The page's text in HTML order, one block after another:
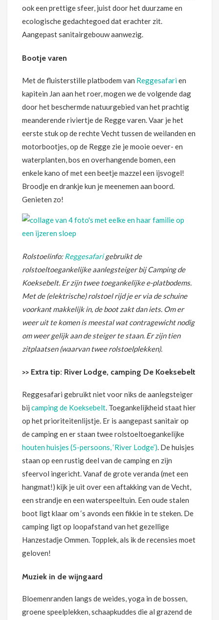
ook een prettige sfeer, juist door het duurzame en
ecologische gedachtegoed dat erachter zit.
Aangepast sanitairgebouw aanwezig.
Bootje varen
Met de fluisterstille platbodem van Reggesafarien
kapitein Jan aan het roer, mogen we de volgende dag
door het beschermde natuurgebied van het prachtig
meanderende riviertje de Regge varen. Vaar je het
eerste stuk op de rechte Vecht tussen de weilanden en
motorbootjes, op de Regge zie je mooie oever- en
waterplanten, bos en overhangende bomen, een
enkele kano of met een beetje mazzel een ijsvogel!
Broodje en drankje kun je meenemen aan boord.
Genieten zo!
Rolstoelinfo:Reggesafarigebruikt de
rolstoeltoegankelijke aanlegsteiger bij Camping de
Koeksebelt. Er zijn twee toegankelijke e-platbodems.
Met de (elektrische) rolstoel rijd je er via de schuine
voorkant makkelijk in, de boot zakt dan iets. Om er
weer uit te komen is meestal wat contragewicht nodig
om weer gelijk aan de steiger te staan. Er zijn tien
zitplaatsen (waarvan twee rolstoelplekken).
>> Extra tip: River Lodge, camping De Koeksebelt
Reggesafari gebruikt niet voor niks de aanlegsteiger
bij camping de Koeksebelt. Toegankelijkheid staat hier
op het prioriteitenlijstje. Er is aangepast sanitair op
de camping en er staan twee rolstoeltoegankelijke
houten huisjes (5-persoons, ‘River Lodge’). De huisjes
staan op een rustig deel van de camping en zijn
sfeervol ingericht. Vanaf de grote veranda (met een
hangmat!) kijk je uit over een aftakking van de Vecht,
een strandje en een waterspeeltuin. Een oude stalen
boot ligt klaar om ‘s avonds een fikkie in te steken. De
camping ligt op loopafstand van het gezellige
Hanzestadje Ommen. Topplek, als ik de recensies moet
geloven!
Muziek in de wijngaard
Bloemenranden langs de weides, yoga in de bossen,
groene speelplekken, schaapkuddes die al grazend de